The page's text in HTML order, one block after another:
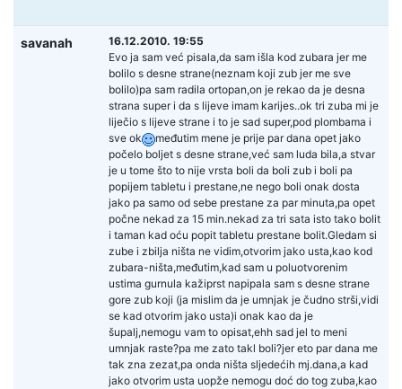
savanah
16.12.2010. 19:55
Evo ja sam već pisala,da sam išla kod zubara jer me
bolilo s desne strane(neznam koji zub jer me sve
bolilo)pa sam radila ortopan,on je rekao da je desna
strana super i da s lijeve imam karijes..ok tri zuba mi je
liječio s lijeve strane i to je sad super,pod plombama i
sve ok
međutim mene je prije par dana opet jako
počelo boljet s desne strane,već sam luda bila,a stvar
je u tome što to nije vrsta boli da boli zub i boli pa
popijem tabletu i prestane,ne nego boli onak dosta
jako pa samo od sebe prestane za par minuta,pa opet
počne nekad za 15 min.nekad za tri sata isto tako bolit
i taman kad oću popit tabletu prestane bolit.Gledam si
zube i zbilja ništa ne vidim,otvorim jako usta,kao kod
zubara-ništa,međutim,kad sam u poluotvorenim
ustima gurnula kažiprst napipala sam s desne strane
gore zub koji (ja mislim da je umnjak je čudno strši,vidi
se kad otvorim jako usta)i onak kao da je
šupalj,nemogu vam to opisat,ehh sad jel to meni
umnjak raste?pa me zato takl boli?jer eto par dana me
tak zna zezat,pa onda ništa sljedećih mj.dana,a kad
jako otvorim usta uopže nemogu doć do tog zuba,kao